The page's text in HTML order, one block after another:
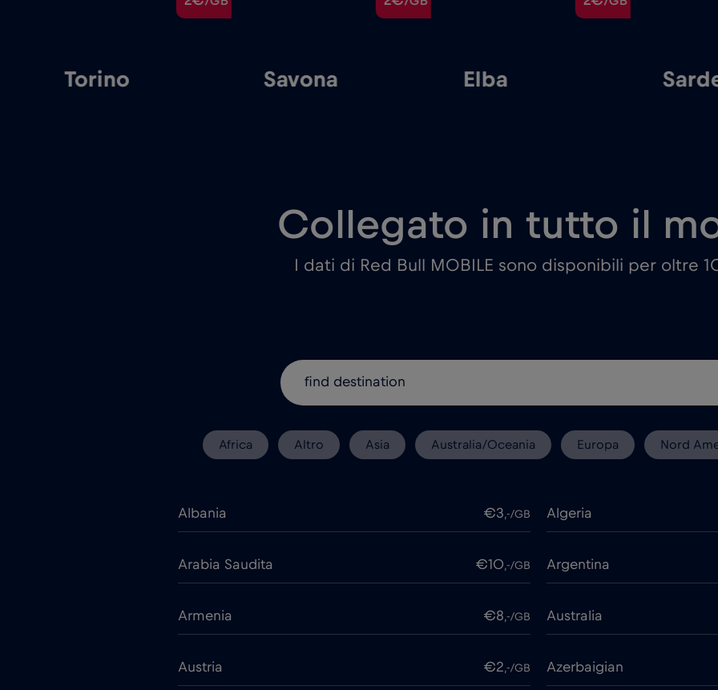
Torino Savona Elba
Collegato in tutto il
I dati di Red Bull MOBILE sono disponibili per oltre
Africa Altro Asia Australia/Oceania Europa Nord
Albania €3,-/GB Algeria
Arabia Saudita €10,-/GB Argentina
Armenia €8,-/GB Australia
Austria €2,-/GB Azerbaigian